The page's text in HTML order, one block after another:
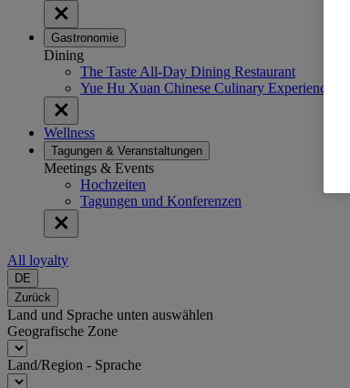
Gastronomie
Dining
The Taste All-Day Dining Restaurant
Yue Hu Xuan Chinese Culinary Experience
Wellness
Tagungen & Veranstaltungen
Meetings & Events
Hochzeiten
Tagungen und Konferenzen
All loyalty
DE
Zurück
Land und Sprache unten auswählen
Geografische Zone
Land/Region - Sprache